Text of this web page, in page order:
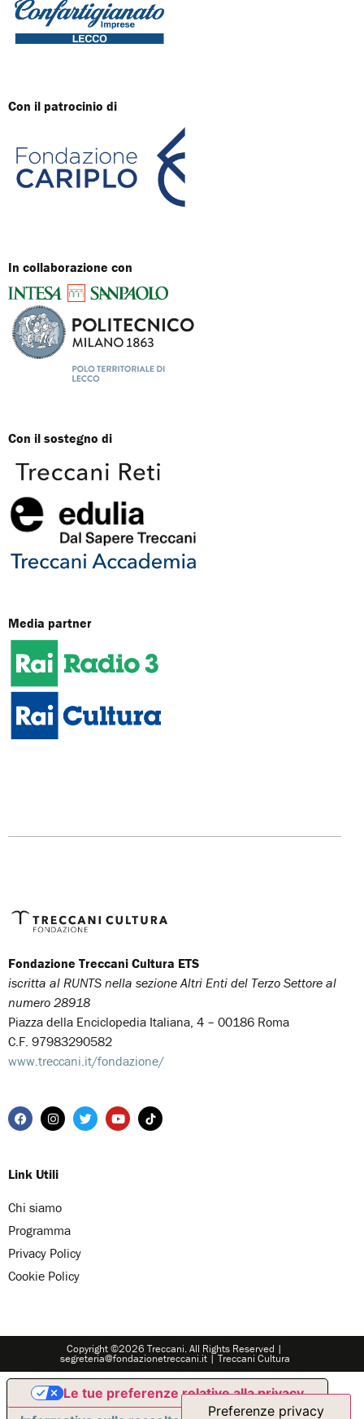
Con il patrocinio di
In collaborazione con
Con il sostegno di
Media partner
Fondazione Treccani Cultura ETS
iscritta al RUNTS nella sezione Altri Enti del Terzo Settore al
numero 28918
Piazza della Enciclopedia Italiana, 4 – 00186 Roma
C.F. 97983290582
www.treccani.it/fondazione/
Link Utili
Chi siamo
Programma
Privacy Policy
Cookie Policy
Copyright ©2026 Treccani. All Rights Reserved |
segreteria@fondazionetreccani.it|Treccani Cultura
Le tue preferenze relative alla privacy